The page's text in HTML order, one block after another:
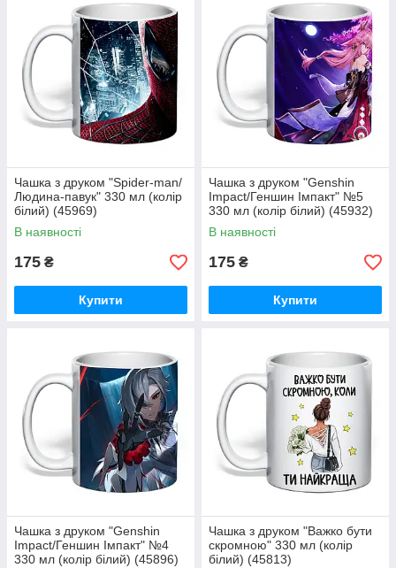
Чашка з друком "Spider-man/
Людина-павук" 330 мл (колір
білий) (45969)
В наявності
175 ₴
Купити
Чашка з друком "Genshin
Impact/Геншин Імпакт" №5
330 мл (колір білий) (45932)
В наявності
175 ₴
Купити
Чашка з друком "Genshin
Impact/Геншин Імпакт" №4
330 мл (колір білий) (45896)
Чашка з друком "Важко бути
скромною" 330 мл (колір
білий) (45813)